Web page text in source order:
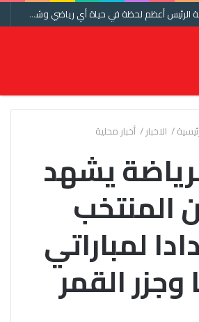
محمد حشيش : مقابلة الرئيس أعظم لحظة في حياة أي رياضي وشكرا اتحاد الكرة ومنتخب مصر
/ الاخبار/ أخبار محلية
يشهد
المنتخب
لمباراتي
وجزر القمر